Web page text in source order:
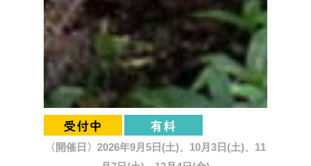
〈開催日〉2026年9月5日(土)、10月3日(土)、11